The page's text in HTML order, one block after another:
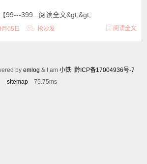
99---399...阅读全文&gt;&gt;
05日 抢沙发 阅读全文
by emlog & I am 小铁 黔ICP备17004936号-7
sitemap 75.75ms